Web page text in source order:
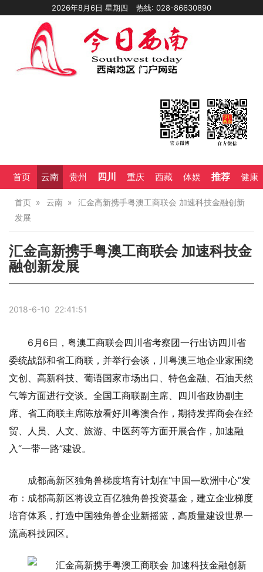
2026年8月6日 星期四 热线: 028-86630890
首页 云南 贵州 四川 重庆 西藏 体娱 推荐 健康
首页 云南
汇金高新携手粤澳工商联会 加速科技金融创新
发展
汇金高新携手粤澳工商联会 加速科技金
融创新发展
2018-6-10 22:41:51
6月6日，粤澳工商联会四川省考察团一行出访四川省
委统战部和省工商联，并举行会谈，川粤澳三地企业家围绕
文创、高新科技、葡语国家市场出口、特色金融、石油天然
气等方面进行交谈。全国工商联副主席、四川省政协副主
席、省工商联主席陈放看好川粤澳合作，期待发挥商会在经
贸、人员、人文、旅游、中医药等方面开展合作，加速融
入“一带一路”建设。
成都高新区独角兽梯度培育计划在“中国—欧洲中心”发
布：成都高新区将设立百亿独角兽投资基金，建立企业梯度
培育体系，打造中国独角兽企业新摇篮，高质量建设世界一
流高科技园区。